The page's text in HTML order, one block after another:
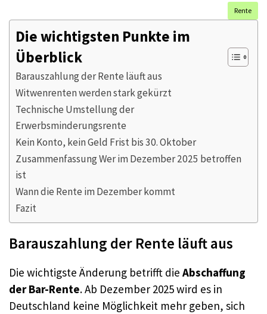
Rente
Die wichtigsten Punkte im
Überblick
Barauszahlung der Rente läuft aus
Witwenrenten werden stark gekürzt
Technische Umstellung der
Erwerbsminderungsrente
Kein Konto, kein Geld Frist bis 30. Oktober
Zusammenfassung Wer im Dezember 2025 betroffen
ist
Wann die Rente im Dezember kommt
Fazit
Barauszahlung der Rente läuft aus
Die wichtigste Änderung betrifft die Abschaffung
der Bar-Rente. Ab Dezember 2025 wird es in
Deutschland keine Möglichkeit mehr geben, sich